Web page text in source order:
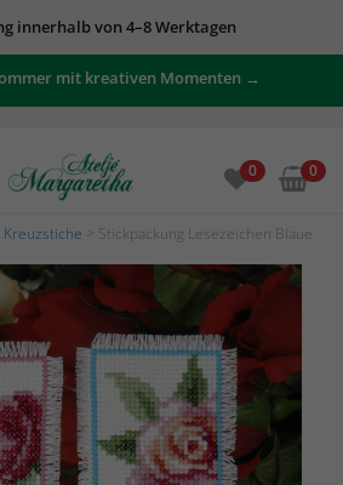
innerhalb von 4–8 Werktagen
Zu unseren Angeboten
mit kreativen Momenten →
0 0
> Stickpackung Lesezeichen Blaue